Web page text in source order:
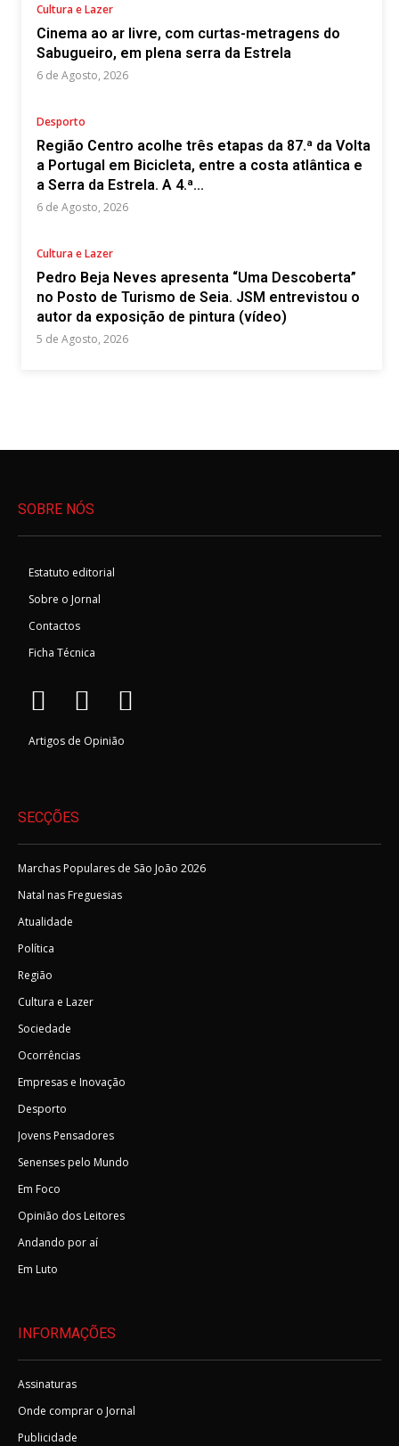
Cultura e Lazer
Cinema ao ar livre, com curtas-metragens do
Sabugueiro, em plena serra da Estrela
6 de Agosto, 2026
Desporto
Região Centro acolhe três etapas da 87.ª da Volta
a Portugal em Bicicleta, entre a costa atlântica e
a Serra da Estrela. A 4.ª...
6 de Agosto, 2026
Cultura e Lazer
Pedro Beja Neves apresenta “Uma Descoberta”
no Posto de Turismo de Seia. JSM entrevistou o
autor da exposição de pintura (vídeo)
5 de Agosto, 2026
SOBRE NÓS
Estatuto editorial
Sobre o Jornal
Contactos
Ficha Técnica
Artigos de Opinião
SECÇÕES
Marchas Populares de São João 2026
Natal nas Freguesias
Atualidade
Política
Região
Cultura e Lazer
Sociedade
Ocorrências
Empresas e Inovação
Desporto
Jovens Pensadores
Senenses pelo Mundo
Em Foco
Opinião dos Leitores
Andando por aí
Em Luto
INFORMAÇÕES
Assinaturas
Onde comprar o Jornal
Publicidade